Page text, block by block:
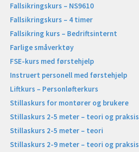
Fallsikringskurs – NS9610
Fallsikringskurs – 4 timer
Fallsikring kurs – Bedriftsinternt
Farlige småverktøy
FSE-kurs med førstehjelp
Instruert personell med førstehjelp
Liftkurs – Personløfterkurs
Stillaskurs for montører og brukere
Stillaskurs 2-5 meter – teori og praksis
Stillaskurs 2-5 meter – teori
Stillaskurs 2-9 meter – teori og praksis